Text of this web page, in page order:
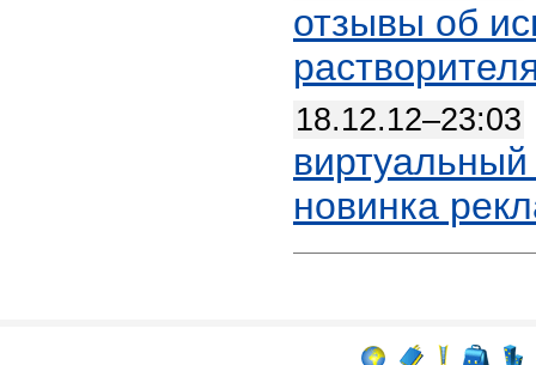
отзывы об
18.12.12–23:03
новинка